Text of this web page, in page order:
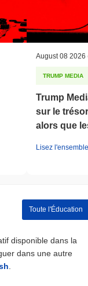
August 08 2026
TRUMP MEDIA
Trump
sur le
alors que
Lisez
Toute l'Éducation
disponible dans la
dans une autre